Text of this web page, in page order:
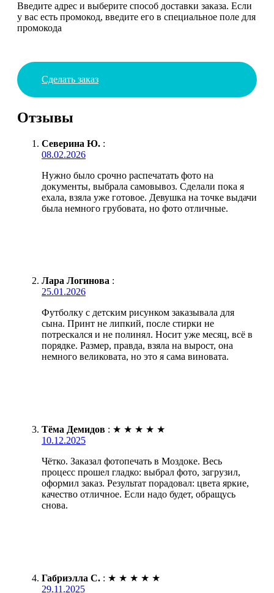
Введите адрес и выберите способ доставки заказа. Если
у вас есть промокод, введите его в специальное поле для
промокода
Сделать заказ
Отзывы
Северина Ю. :
08.02.2026
Нужно было срочно распечатать фото на
документы, выбрала самовывоз. Сделали пока я
ехала, взяла уже готовое. Девушка на точке выдачи
была немного грубовата, но фото отличные.
Лара Логинова :
25.01.2026
Футболку с детским рисунком заказывала для
сына. Принт не липкий, после стирки не
потрескался и не полинял. Носит уже месяц, всё в
порядке. Размер, правда, взяла на вырост, она
немного великовата, но это я сама виновата.
Тёма Демидов : ★ ★ ★ ★ ★
10.12.2025
Чётко. Заказал фотопечать в Моздоке. Весь
процесс прошел гладко: выбрал фото, загрузил,
оформил заказ. Результат порадовал: цвета яркие,
качество отличное. Если надо будет, обращусь
снова.
Габриэлла С. : ★ ★ ★ ★ ★
29.11.2025